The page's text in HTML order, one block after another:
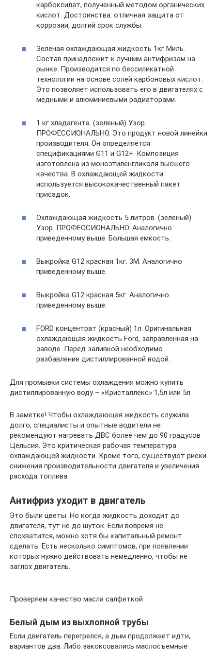
карбоксилат, полученный методом органических
кислот. Достоинства: отличная защита от
коррозии, долгий срок службы.
Зеленая охлаждающая жидкость 1кг Миль.
Состав принадлежит к лучшим антифризам на
рынке. Производится по бессиликатной
технологии на основе солей карбоновых кислот.
Это позволяет использовать его в двигателях с
медными и алюминиевыми радиаторами.
1 кг хладагента. (зеленый) Узор.
ПРОФЕССИОНАЛЬНО. Это продукт новой линейки
производителя. Он определяется
спецификациями G11 и G12+. Композиция
изготовлена ​​из моноэтиленгликоля высшего
качества. В охлаждающей жидкости
используется высококачественный пакет
присадок.
Охлаждающая жидкость 5 литров. (зеленый)
Узор. ПРОФЕССИОНАЛЬНО. Аналогично
приведенному выше. Большая емкость.
Выкройка G12 красная 1кг. 3М. Аналогично
приведенному выше.
Выкройка G12 красная 5кг. Аналогично
приведенному выше.
FORD концентрат (красный) 1л. Оригинальная
охлаждающая жидкость Ford, заправленная на
заводе. Перед заливкой необходимо
разбавление дистиллированной водой.
Для промывки системы охлаждения можно купить
дистиллированную воду – «Кристаллекс» 1,5л или 5л.
В заметке! Чтобы охлаждающая жидкость служила
долго, специалисты и опытные водители не
рекомендуют нагревать ДВС более чем до 90 градусов
Цельсия. Это критическая рабочая температура
охлаждающей жидкости. Кроме того, существуют риски
снижения производительности двигателя и увеличения
расхода топлива.
Антифриз уходит в двигатель
Это были цветы. Но когда жидкость доходит до
двигателя, тут не до шуток. Если вовремя не
спохватится, можно хотя бы капитальный ремонт
сделать. Есть несколько симптомов, при появлении
которых нужно действовать немедленно, чтобы не
заглох двигатель.
Проверяем качество масла салфеткой
Белый дым из выхлопной трубы
Если двигатель перегрелся, а дым продолжает идти,
вариантов два. Либо закоксовались маслосъемные